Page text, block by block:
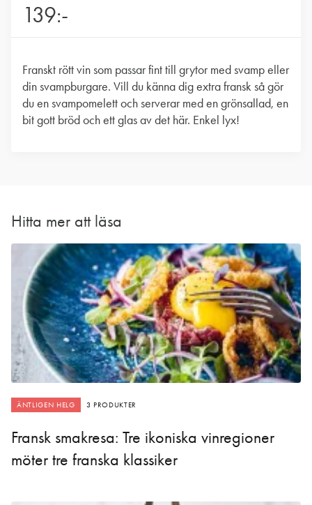
139:-
Franskt rött vin som passar fint till grytor med svamp eller
din svampburgare. Vill du känna dig extra fransk så gör
du en svampomelett och serverar med en grönsallad, en
bit gott bröd och ett glas av det här. Enkel lyx!
Hitta mer att läsa
ÄNTLIGEN HELG 3 PRODUKTER
Fransk smakresa: Tre ikoniska vinregioner
möter tre franska klassiker